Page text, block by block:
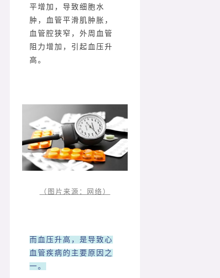
平增加，导致细胞水
肿，血管平滑肌肿胀，
血管腔狭窄，外周血管
阻力增加，引起血压升
高。
（图片来源：网络）
而血压升高，是导致心
血管疾病的主要原因之
一。